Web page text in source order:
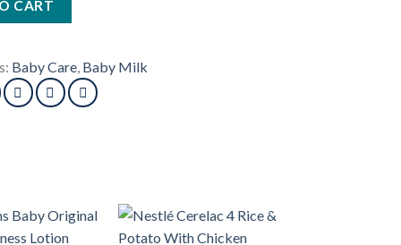
CART
Baby Care, Baby Milk